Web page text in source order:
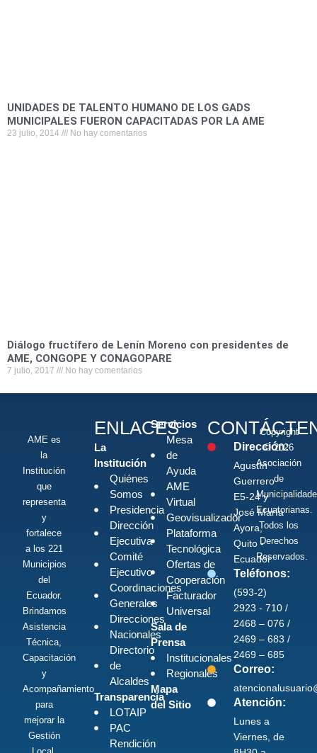
UNIDADES DE TALENTO HUMANO DE LOS GADS
MUNICIPALES FUERON CAPACITADAS POR LA AME
23 julio, 2014 No hay comentarios
Diálogo fructífero de Lenín Moreno con presidentes de
AME, CONGOPE Y CONAGOPARE
7 julio, 2017 No hay comentarios
AME es
la
Institución
que
representa
y
fortalece
a los 221
Municipios
del
Ecuador.
Brindamos
Asistencia
Técnica,
Capacitación
y
Acompañamiento
para
mejorar la
Gestión
ENLACES
La
Institución
Quiénes
Somos
Presidencia
Dirección
Ejecutiva
Comité
Ejecutivo
Coordinaciones
Generales
Direcciones
Nacionales
Directorio
de
Alcaldes
Transparencia
LOTAIP
PAC
Rendición
Servicios
Mesa
de
Ayuda
AME
Virtual
Geovisualizador
Plataforma
Tecnológica
Ofertas de
Cooperación
Facturador
Universal
Sala de
Prensa
Institucionales
Regionales
Mapa
del Sitio
Dirección:
Agustín
Guerrero
E5-24 y
José María
Ayora,
Quito -
Ecuador
Teléfonos:
(593-2)
2923 - 710 /
2468 – 076 /
2469 – 683 /
2469 – 685
Correo:
Atención:
Lunes a
Viernes, de
Copyright
© 2026
Asociación
de
Ecuatorianas.
Todos los
Derechos
Reservados.